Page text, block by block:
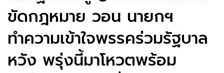
ขัดกฎหมาย​ วอน นายกฯ
ทำความเข้าใจ​พรรคร่วมรัฐบาล
หวัง​ พรุ่งนี้มาโหวตพร้อม